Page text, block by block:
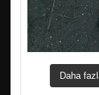
Daha